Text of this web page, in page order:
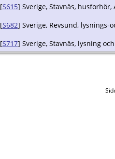
[S615] Sverige, Stavnäs, husforhör,
[S682] Sverige, Revsund, lysnings-
[S717] Sverige, Stavnäs, lysning